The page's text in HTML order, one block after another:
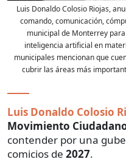
Luis Donaldo Colosio Riojas,
comando, comunicación,
municipal de Monterrey
inteligencia artificial en
municipales mencionan que
cubrir las áreas más
Luis Donaldo Colosio
Movimiento
contender por una
comicios de 2027.